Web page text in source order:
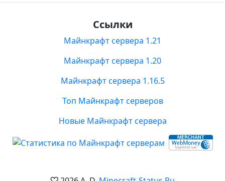
Ссылки
Майнкрафт сервера 1.21
Майнкрафт сервера 1.20
Майнкрафт сервера 1.16.5
Топ Майнкрафт серверов
Новые Майнкрафт сервера